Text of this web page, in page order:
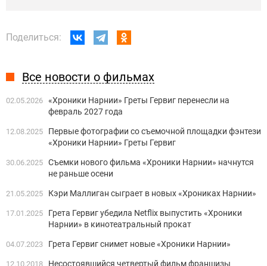
Поделиться:
Все новости о фильмах
02.05.2026 «Хроники Нарнии» Греты Гервиг перенесли на
февраль 2027 года
12.08.2025
Первые фотографии со съемочной площадки фэнтези
«Хроники Нарнии» Греты Гервиг
30.06.2025 Съемки нового фильма «Хроники Нарнии» начнутся
не раньше осени
21.05.2025 Кэри Маллиган сыграет в новых «Хрониках Нарнии»
17.01.2025
Грета Гервиг убедила Netflix выпустить «Хроники
Нарнии» в кинотеатральный прокат
04.07.2023 Грета Гервиг снимет новые «Хроники Нарнии»
12.10.2018 Несостоявшийся четвертый фильм франшизы